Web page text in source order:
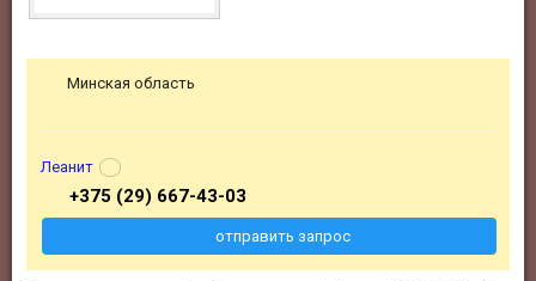
Минская область
Леанит
+375 (29) 667-43-03
отправить запрос